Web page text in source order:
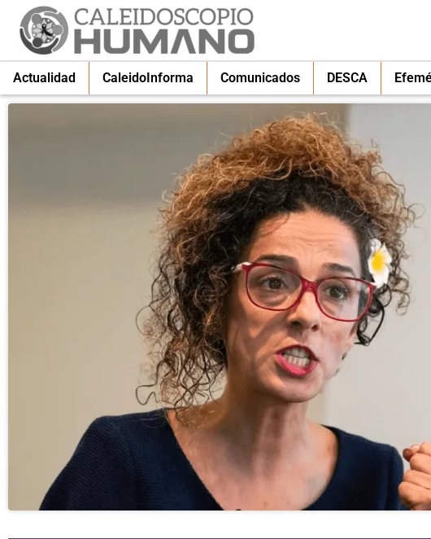
Actualidad CaleidoInforma Comunicados DESCA